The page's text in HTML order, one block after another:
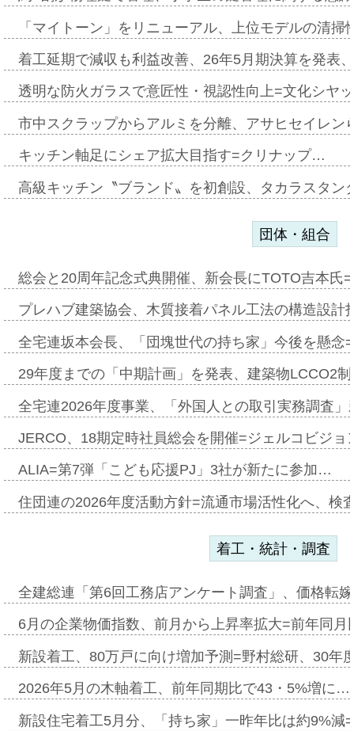
「マイトーン」をリニューアル、上位モデルの清
着工延期で減収も利益改善、26年5月期決算を発表
透明な防火ガラスで意匠性・視認性向上=文化シヤ
市中スクラップからアルミを分離、アサヒセイレ
キッチン軸足にシェア拡大目指す=クリナップ…
高級キッチン〝ブランド〟を初創設、タカラスタ
団体・組合
総会と20周年記念式典開催、新会長にTOTO吉本氏
プレハブ建築協会、木質接着パネル工法の構造設
全宅連坂本会長、「団塊世代の持ち家」今後を懸
29年度までの「中期計画」を発表、建築物LCCO2
全宅連2026年度事業、「外国人との取引実務調査
JERCO、18期定時社員総会を開催=ジェルコビジ
ALIA=第7弾「こども応援PJ」3社が新たに参加…
住団連の2026年度活動方針=流通市場活性化へ、検
着工・統計・調査
全建総連「第6回工務店アンケート調査」、価格転
6月の企業物価指数、前月から上昇率拡大=前年同
新設着工、80万戸に向け増加予測=野村総研、30年
2026年5月の木軸着工、前年同期比で43・5%増に…
新設住宅着工5月分、「持ち家」一昨年比は約9%